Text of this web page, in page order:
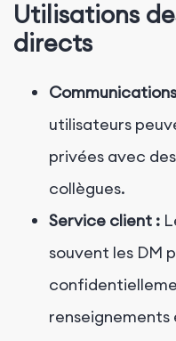
Utilisations
directs
utilisateurs
privées avec
collègues.
Service client :
souvent les DM
renseignements